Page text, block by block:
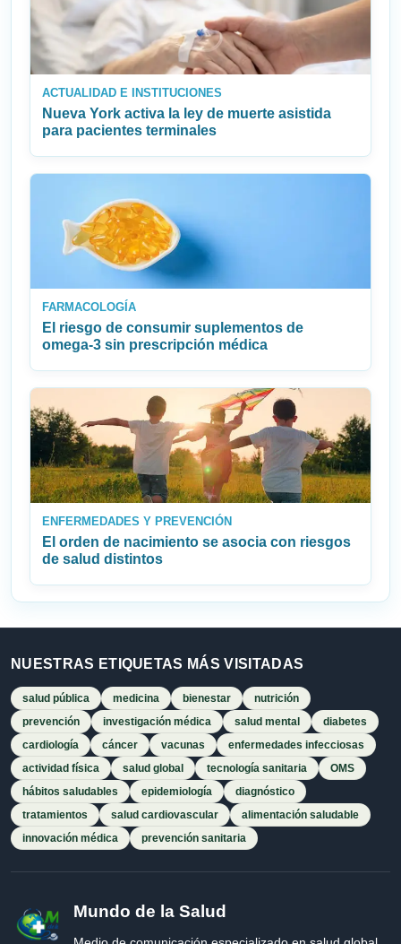
ACTUALIDAD E INSTITUCIONES
Nueva York activa la ley de muerte asistida
para pacientes terminales
FARMACOLOGÍA
El riesgo de consumir suplementos de
omega‑3 sin prescripción médica
ENFERMEDADES Y PREVENCIÓN
El orden de nacimiento se asocia con riesgos
de salud distintos
NUESTRAS ETIQUETAS MÁS VISITADAS
salud pública medicina bienestar
nutrición
prevención
investigación médica salud mental
diabetes
cardiología
cáncer vacunas
enfermedades infecciosas
actividad física
salud global tecnología sanitaria
OMS
hábitos saludables
epidemiología
diagnóstico
tratamientos
salud cardiovascular
alimentación saludable
innovación médica
prevención sanitaria
Mundo de la Salud